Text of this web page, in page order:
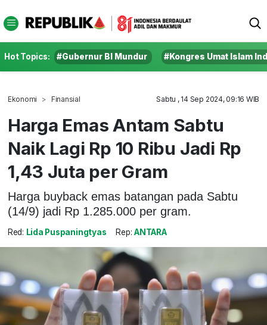
Hot Topics: #Gubernur BI Mundur #Kongres Umat Islam
Ekonomi Finansial Sabtu , 14 Sep 2024, 09:16 WIB
Harga Emas Antam Sabtu
Naik Lagi Rp 10 Ribu Jadi Rp
1,43 Juta per Gram
Harga buyback emas batangan pada Sabtu
(14/9) jadi Rp 1.285.000 per gram.
Red: Lida Puspaningtyas Rep: ANTARA